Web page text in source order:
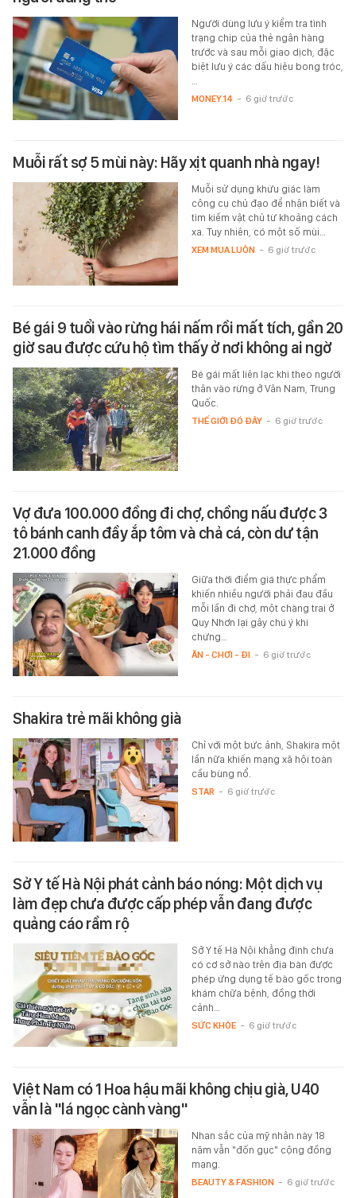
Người dùng lưu ý kiểm tra tình
trạng chip của thẻ ngân hàng
trước và sau mỗi giao dịch, đặc
biệt lưu ý các dấu hiệu bong tróc,
…
MONEY.14 - 6 giờ trước
Muỗi rất sợ 5 mùi này: Hãy xịt quanh nhà ngay!
Muỗi sử dụng khứu giác làm
công cụ chủ đạo để nhận biết và
tìm kiếm vật chủ từ khoảng cách
xa. Tuy nhiên, có một số mùi…
XEM MUA LUÔN - 6 giờ trước
Bé gái 9 tuổi vào rừng hái nấm rồi mất tích, gần 20
giờ sau được cứu hộ tìm thấy ở nơi không ai ngờ
Bé gái mất liên lạc khi theo người
thân vào rừng ở Vân Nam, Trung
Quốc.
THẾ GIỚI ĐÓ ĐÂY - 6 giờ trước
Vợ đưa 100.000 đồng đi chợ, chồng nấu được 3
tô bánh canh đầy ắp tôm và chả cá, còn dư tận
21.000 đồng
Giữa thời điểm giá thực phẩm
khiến nhiều người phải đau đầu
mỗi lần đi chợ, một chàng trai ở
Quy Nhơn lại gây chú ý khi
chứng…
ĂN - CHƠI - ĐI - 6 giờ trước
Shakira trẻ mãi không già
Chỉ với một bức ảnh, Shakira một
lần nữa khiến mạng xã hội toàn
cầu bùng nổ.
STAR - 6 giờ trước
Sở Y tế Hà Nội phát cảnh báo nóng: Một dịch vụ
làm đẹp chưa được cấp phép vẫn đang được
quảng cáo rầm rộ
Sở Y tế Hà Nội khẳng định chưa
có cơ sở nào trên địa bàn được
phép ứng dụng tế bào gốc trong
khám chữa bệnh, đồng thời
cảnh…
SỨC KHỎE - 6 giờ trước
Việt Nam có 1 Hoa hậu mãi không chịu già, U40
vẫn là "lá ngọc cành vàng"
Nhan sắc của mỹ nhân này 18
năm vẫn "đốn gục" cộng đồng
mạng.
BEAUTY & FASHION - 6 giờ trước